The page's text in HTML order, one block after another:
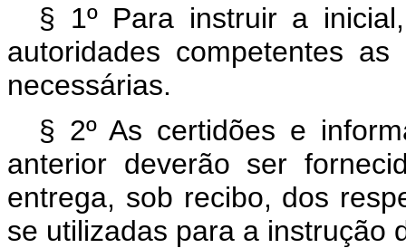
§ 1º Para instruir a
autoridades competentes
necessárias.
§ 2º As certidões e
anterior deverão ser
entrega, sob recibo, dos
se utilizadas para a instrução